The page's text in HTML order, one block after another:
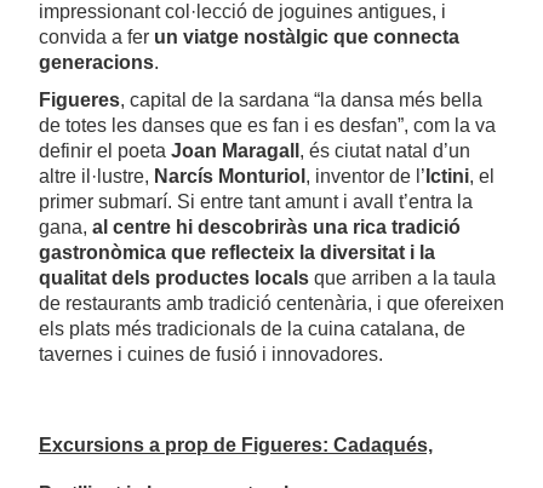
impressionant col·lecció de joguines antigues, i
convida a fer un viatge nostàlgic que connecta
generacions.
Figueres, capital de la sardana “la dansa més bella
de totes les danses que es fan i es desfan”, com la va
definir el poeta Joan Maragall , és ciutat natal d’un
altre il·lustre, Narcís Monturiol , inventor de l’ Ictini, el
primer submarí. Si entre tant amunt i avall t’entra la
gana, al centre hi descobriràs una rica tradició
gastronòmica que reflecteix la diversitat i la
qualitat dels productes locals que arriben a la taula
de restaurants amb tradició centenària, i que ofereixen
els plats més tradicionals de la cuina catalana, de
tavernes i cuines de fusió i innovadores.
Excursions a prop de Figueres: Cadaqués,